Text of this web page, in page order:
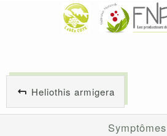
Heliothis armigera
Symptômes